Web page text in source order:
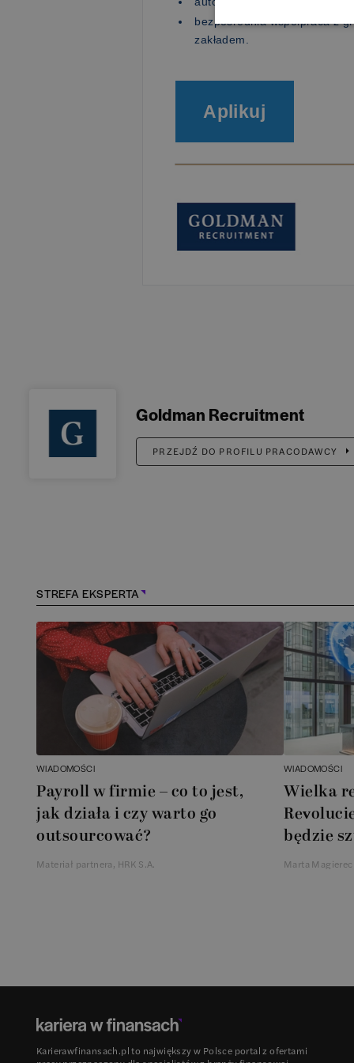
bezpośrednia współpraca z
zakładem.
Aplikuj
Goldman Recruitment
PRZEJDŹ DO PROFILU PRACODAWCY
STREFA EKSPERTA
WIADOMOŚCI
Payroll w firmie – co to jest,
jak działa i czy warto go
outsourcować?
Materiał partnera, HRK S.A.
WIADOMOŚCI
Wielka
będzie
Marta
Karierawfinansach.pl to największy w Polsce portal z ofertami